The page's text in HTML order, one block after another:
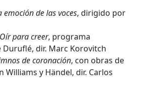
emoción de las voces, dirigido por
Oír para creer, programa
dir. Marc Korovitch
de coronación, con obras de
Williams y Händel, dir. Carlos